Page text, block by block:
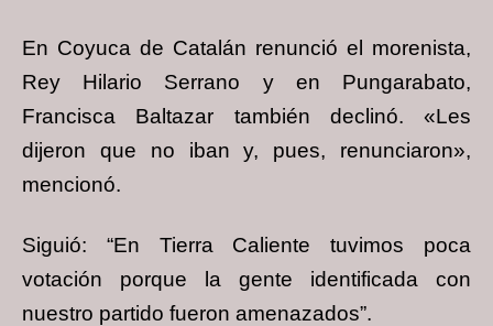
En Coyuca de Catalán renunció el morenista,
Rey Hilario Serrano y en Pungarabato,
Francisca Baltazar también declinó. «Les
dijeron que no iban y, pues, renunciaron»,
mencionó.
Siguió: “En Tierra Caliente tuvimos poca
votación porque la gente identificada con
nuestro partido fueron amenazados”.